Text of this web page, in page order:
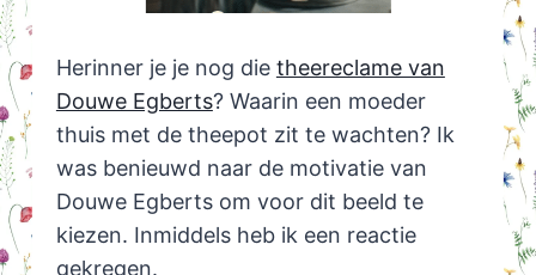
Herinner je je nog die theereclame van
Douwe Egberts? Waarin een moeder
thuis met de theepot zit te wachten? Ik
was benieuwd naar de motivatie van
Douwe Egberts om voor dit beeld te
kiezen. Inmiddels heb ik een reactie
gekregen.